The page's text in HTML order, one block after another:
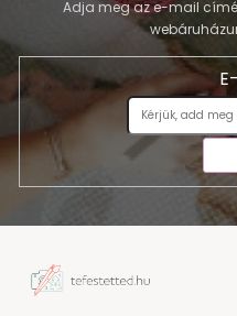
Adja meg az e-mail